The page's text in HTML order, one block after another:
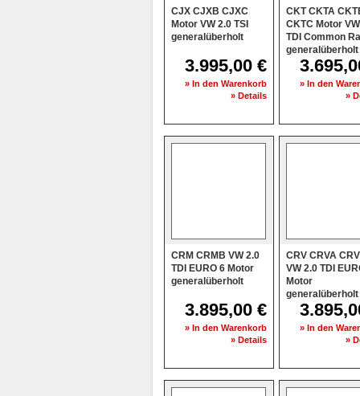
CJX CJXB CJXC
Motor VW 2.0 TSI
generalüberholt
3.995,00 €
» In den Warenkorb
» Details
CKT CKTA
CKTC Motor
TDI Common
generalüberholt
» In den
»
CRM CRMB VW 2.0
TDI EURO 6 Motor
generalüberholt
3.895,00 €
» In den Warenkorb
» Details
CRV CRVA
VW 2.0 TDI
Motor
generalüberholt
» In den
»